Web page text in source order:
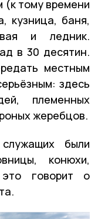
(к тому времени
кузница, баня,
и ледник.
в 30 десятин.
местным
здесь
племенных
жеребцов.
были
конюхи,
говорит о